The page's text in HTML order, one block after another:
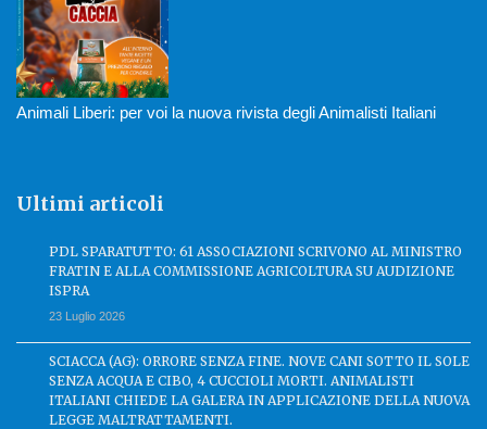
Animali Liberi: per voi la nuova rivista degli Animalisti Italiani
Ultimi articoli
PDL SPARATUTTO: 61 ASSOCIAZIONI SCRIVONO AL MINISTRO
FRATIN E ALLA COMMISSIONE AGRICOLTURA SU AUDIZIONE
ISPRA
23 Luglio 2026
SCIACCA (AG): ORRORE SENZA FINE. NOVE CANI SOTTO IL SOLE
SENZA ACQUA E CIBO, 4 CUCCIOLI MORTI. ANIMALISTI
ITALIANI CHIEDE LA GALERA IN APPLICAZIONE DELLA NUOVA
LEGGE MALTRATTAMENTI.